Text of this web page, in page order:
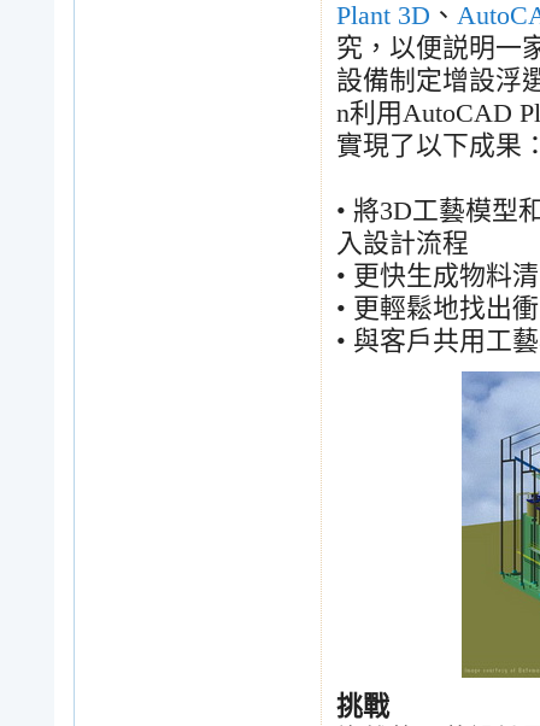
Plant 3D 、
究，以便説明一
設備制定增設浮
n利用AutoCAD
實現了以下成果
• 將3D工藝模型
入設計流程
• 更快生成物料
• 更輕鬆地找出
• 與客戶共用工
挑戰